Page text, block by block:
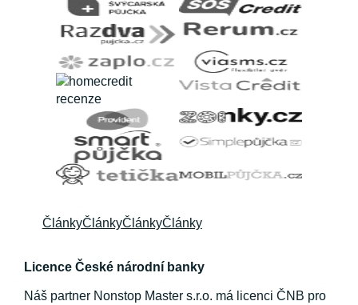
ČlánkyČlánkyČlánkyČlánky
Licence České národní banky
Náš partner Nonstop Master s.r.o. má licenci ČNB pro